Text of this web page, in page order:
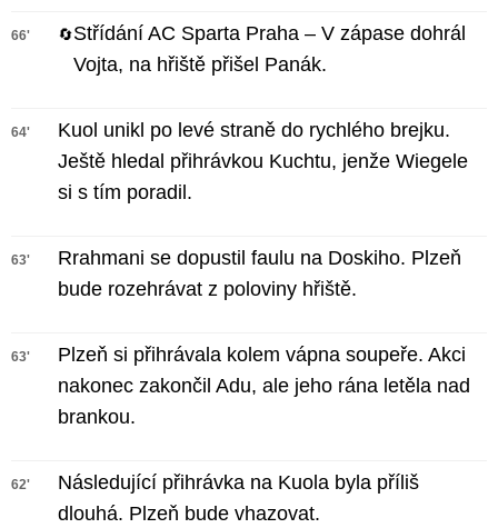
66' 🔄Střídání AC Sparta Praha – V zápase dohrál
Vojta, na hřiště přišel Panák.
64'
Kuol unikl po levé straně do rychlého brejku.
Ještě hledal přihrávkou Kuchtu, jenže Wiegele
si s tím poradil.
63'
Rrahmani se dopustil faulu na Doskiho. Plzeň
bude rozehrávat z poloviny hřiště.
63'
Plzeň si přihrávala kolem vápna soupeře. Akci
nakonec zakončil Adu, ale jeho rána letěla nad
brankou.
62'
Následující přihrávka na Kuola byla příliš
dlouhá. Plzeň bude vhazovat.